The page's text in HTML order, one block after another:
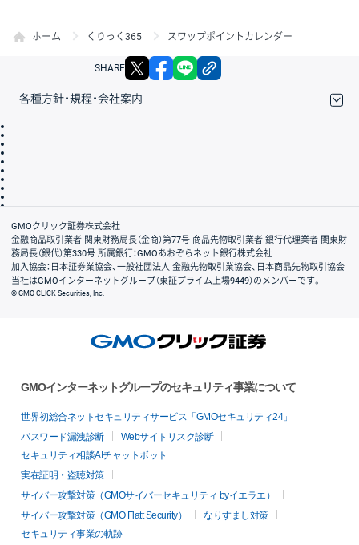
ホーム くりっく365 スワップポイントカレンダー
SHARE X facebook
各種方針・規程・会社案内
会社案内
GMOクリック証券株式会社
金融商品取引業者 関東財務局長（金商）第77号 商品先物取引業者 銀行代理業者 関東財
務局長（銀代）第330号 所属銀行：GMOあおぞらネット銀行株式会社
加入協会：日本証券業協会、一般社団法人 金融先物取引業協会、日本商品先物取引協会
当社はGMOインターネットグループ（東証プライム上場9449）のメンバーです。
© GMO CLICK Securities, Inc.
GMOインターネットグループのセキュリティ事業について
世界初総合ネットセキュリティサービス「GMOセキュリティ24」
パスワード漏洩診断
Webサイトリスク診断
セキュリティ相談AIチャットボット
実在証明・盗聴対策
サイバー攻撃対策（GMOサイバーセキュリティ byイエラエ）
サイバー攻撃対策（GMO Flatt Security）
なりすまし対策
セキュリティ事業の軌跡